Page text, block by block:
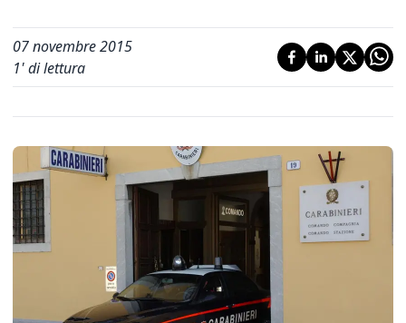
07 novembre 2015
1' di lettura